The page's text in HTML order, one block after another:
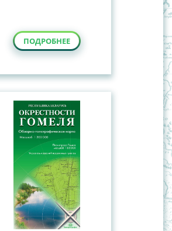
ПОДРОБНЕЕ